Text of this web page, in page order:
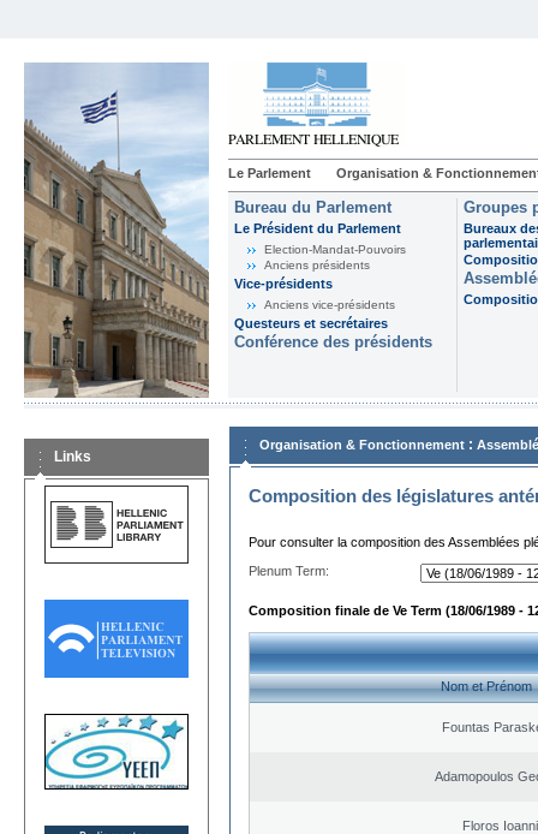
Le Parlement Organisation &
Bureau du Parlement
Le Président du Parlement
Election-Mandat-Pouvoirs
Anciens présidents
Vice-présidents
Anciens vice-présidents
Questeurs et secrétaires
Conférence des présidents
Groupes
Bureaux
Links
Organisation & Fonctionnement :
Composition des législatures
Pour consulter la composition des Assemblées
Plenum Term:
Composition finale de Ve Term (18/06/1989 -
Nom et Prénom
Fountas
Adamopoulos
Floros